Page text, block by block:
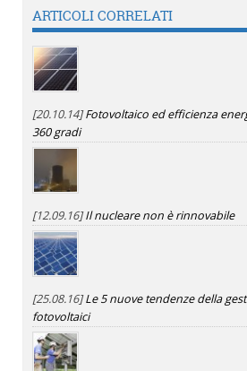
ARTICOLI CORRELATI
[20.10.14]Fotovoltaico ed efficienza
360 gradi
[12.09.16]Il nucleare non è rinnovabile
[25.08.16]Le 5 nuove tendenze della
fotovoltaici